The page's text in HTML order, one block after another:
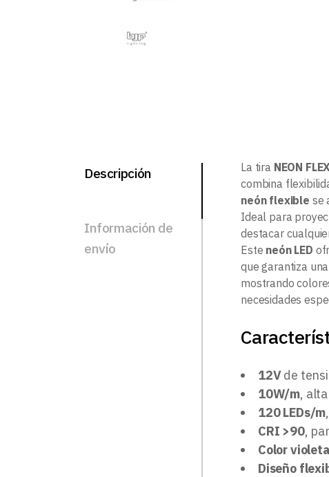
Descripción
Información de
envío
La tira NEON
combina
neón flexible se
Ideal para
destacar
Este neón LED
que garantiza
mostrando
necesidades
12Vde
10W/m,
120 LEDs/m
CRI >90,
Color
Diseño